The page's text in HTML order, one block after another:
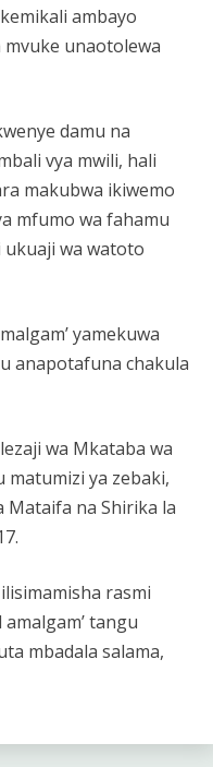
ambayo
unaotolewa
damu na
vya mwili, hali
makubwa ikiwemo
mfumo wa fahamu
wa watoto
yamekuwa
anapotafuna chakula
wa Mkataba wa
matumizi ya zebaki,
Mataifa na Shirika la
rasmi
tangu
mbadala salama,